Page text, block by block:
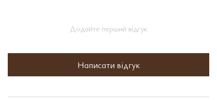
Додайте перший відгук
Написати відгук